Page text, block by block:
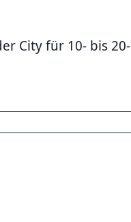
City für 10- bis 20-